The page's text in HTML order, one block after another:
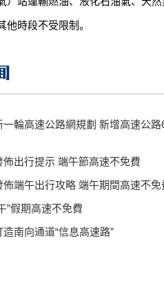
他時段不受限制。
一輪高速公路網規劃 新增高速公
佈出行提示 端午節高速不免費
佈端午出行攻略 端午期間高速不免
”假期高速不免費
南向通道“信息高速路”